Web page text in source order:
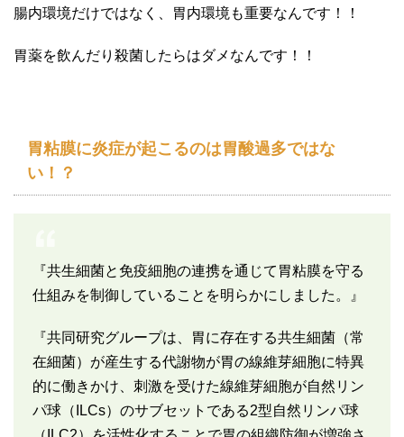
腸内環境だけではなく、胃内環境も重要なんです！！
胃薬を飲んだり殺菌したらはダメなんです！！
胃粘膜に炎症が起こるのは胃酸過多ではな
い！？
『共生細菌と免疫細胞の連携を通じて胃粘膜を守る
仕組みを制御していることを明らかにしました。』
『共同研究グループは、胃に存在する共生細菌（常
在細菌）が産生する代謝物が胃の線維芽細胞に特異
的に働きかけ、刺激を受けた線維芽細胞が自然リン
パ球（ILCs）のサブセットである2型自然リンパ球